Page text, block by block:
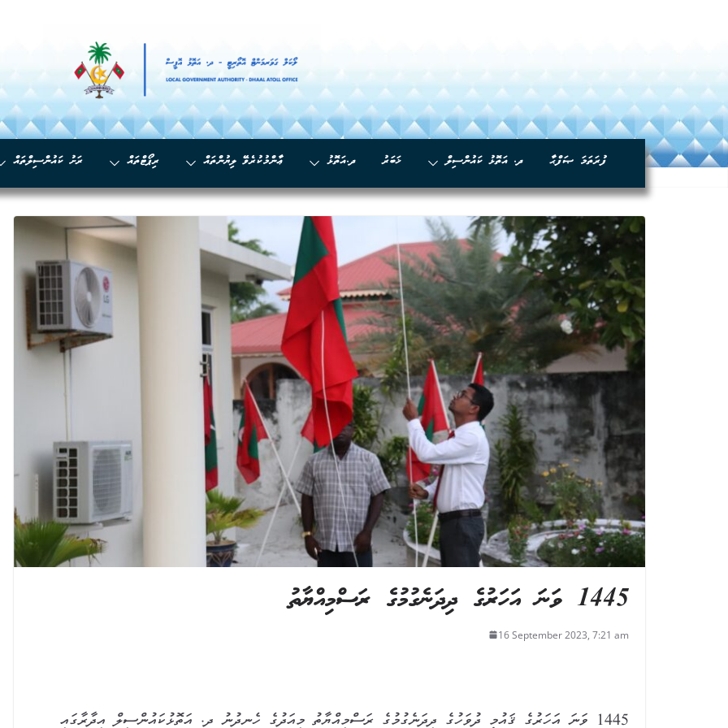
ފުރަތަމަ ޞަފްޙާ ދ. އަތޮޅު ކައުންސިލް ޚަބަރު ދ.އަތޮޅު ޢާންމުކުރެވޭ ލިޔުންތައް ރިޕޯޓްތައް ރަށު ކައުންސިލްތައް
1445 ވަނަ އަހަރުގެ ދިދަނެގުމުގެ ރަސްމިއްޔާތު
16 September 2023, 7:21 am
1445 ވަނަ އަހަރުގެ ޤައުމީ ދުވަހުގެ ދިދަނެގުމުގެ ރަސްމިއްޔާތު މިއަދުގެ ހެނދުނު ދ. އަތޮޅުކައުންސިލް އިދާރާގައި